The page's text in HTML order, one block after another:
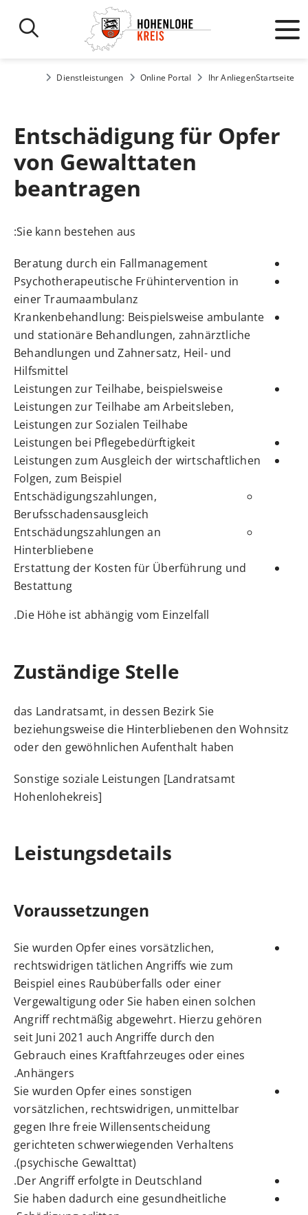
Startseite
Ihr Anliegen
Online Portal
Dienstleistungen
Entschädigung für Opfer
von Gewalttaten
beantragen
Sie kann bestehen aus:
Beratung durch ein Fallmanagement
Psychotherapeutische Frühintervention in
einer Traumaambulanz
Krankenbehandlung: Beispielsweise ambulante
und stationäre Behandlungen, zahnärztliche
Behandlungen und Zahnersatz, Heil- und
Hilfsmittel
Leistungen zur Teilhabe, beispielsweise
Leistungen zur Teilhabe am Arbeitsleben,
Leistungen zur Sozialen Teilhabe
Leistungen bei Pflegebedürftigkeit
Leistungen zum Ausgleich der wirtschaftlichen
Folgen, zum Beispiel
Entschädigungszahlungen,
Berufsschadensausgleich
Entschädungszahlungen an
Hinterbliebene
Erstattung der Kosten für Überführung und
Bestattung
Die Höhe ist abhängig vom Einzelfall.
Zuständige Stelle
das Landratsamt, in dessen Bezirk Sie
beziehungsweise die Hinterbliebenen den Wohnsitz
oder den gewöhnlichen Aufenthalt haben
Sonstige soziale Leistungen [Landratsamt
Hohenlohekreis]
Leistungsdetails
Voraussetzungen
Sie wurden Opfer eines vorsätzlichen,
rechtswidrigen tätlichen Angriffs wie zum
Beispiel eines Raubüberfalls oder einer
Vergewaltigung oder Sie haben einen solchen
Angriff rechtmäßig abgewehrt. Hierzu gehören
seit Juni 2021 auch Angriffe durch den
Gebrauch eines Kraftfahrzeuges oder eines
Anhängers.
Sie wurden Opfer eines sonstigen
vorsätzlichen, rechtswidrigen, unmittelbar
gegen Ihre freie Willensentscheidung
gerichteten schwerwiegenden Verhaltens
(psychische Gewalttat).
Der Angriff erfolgte in Deutschland.
Sie haben dadurch eine gesundheitliche